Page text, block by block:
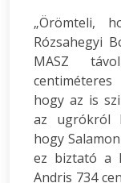
„Örömteli,
Rózsahegyi
MASZ
centiméteres
hogy az is
az ugrókról
hogy
ez biztató a
Andris 734